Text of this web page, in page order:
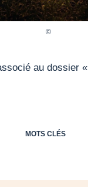
au dossier «
MOTS CLÉS